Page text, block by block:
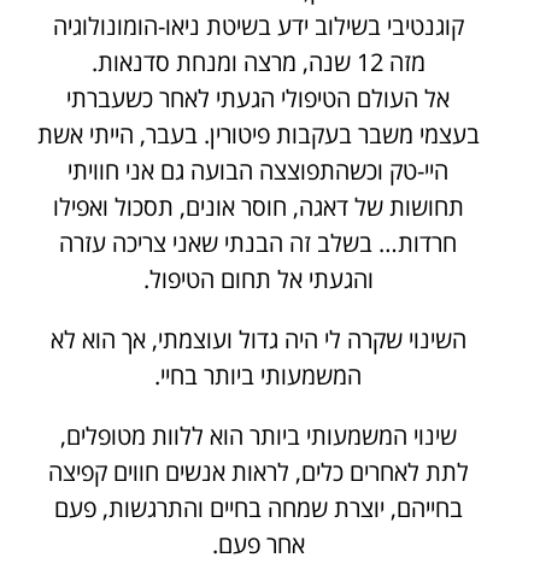
קוגנטיבי בשילוב ידע בשיטת ניאו-הומונולוגיה
מזה 12 שנה, מרצה ומנחת סדנאות.
אל העולם הטיפולי הגעתי לאחר כשעברתי
בעצמי משבר בעקבות פיטורין. בעבר, הייתי אשת
היי-טק וכשהתפוצצה הבועה גם אני חוויתי
תחושות של דאגה, חוסר אונים, תסכול ואפילו
חרדות… בשלב זה הבנתי שאני צריכה עזרה
והגעתי אל תחום הטיפול.
השינוי שקרה לי היה גדול ועוצמתי, אך הוא לא
המשמעותי ביותר בחיי.
שינוי המשמעותי ביותר הוא ללוות מטופלים,
לתת לאחרים כלים, לראות אנשים חווים קפיצה
בחייהם, יוצרת שמחה בחיים והתרגשות, פעם
אחר פעם.